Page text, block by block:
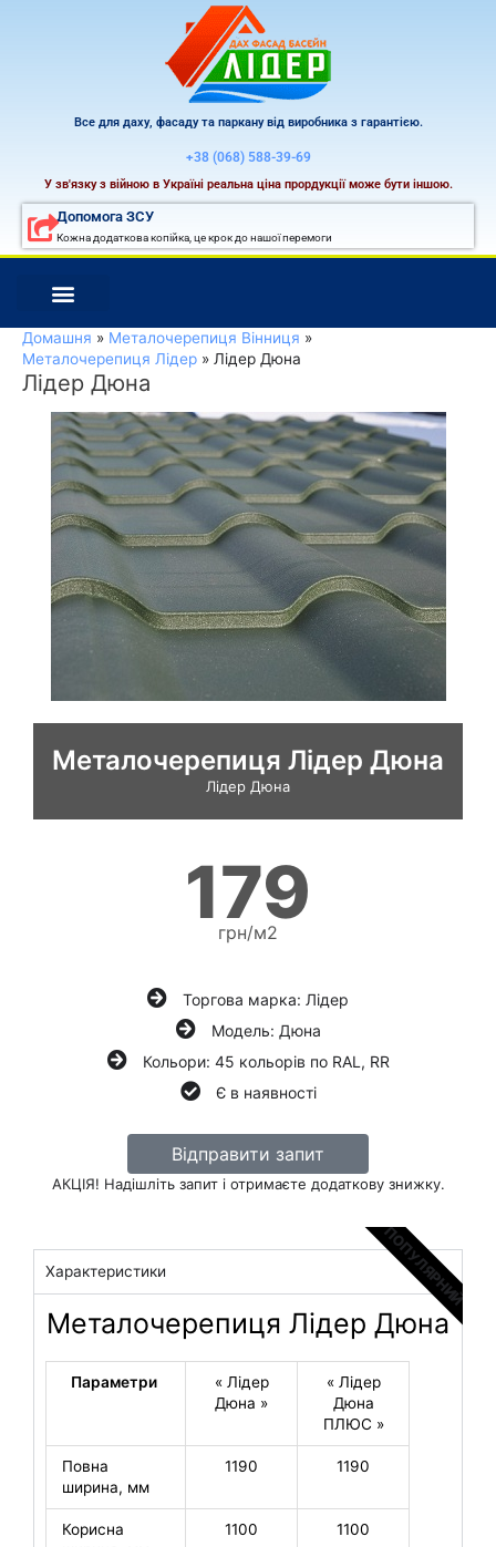
Все для даху, фасаду та паркану від виробника з гарантією.
+38 (068) 588-39-69
У зв'язку з війною в Україні реальна ціна прордукції може бути іншою.
Допомога ЗСУ
Кожна додаткова копійка, це крок до нашої перемоги
Домашня
Металочерепиця Вінниця
Металочерепиця Лідер
Лідер Дюна
Лідер Дюна
Металочерепиця Лідер Дюна
Лідер Дюна
179
грн/м2
Торгова марка: Лідер
Модель: Дюна
Кольори: 45 кольорів по RAL, RR
Є в наявності
Відправити запит
АКЦІЯ! Надішліть запит і отримаєте додаткову знижку.
ПОПУЛЯРНИЙ
Характеристики
Металочерепиця Лідер Дюна
Параметри
« Лідер
Дюна »
« Лідер
Дюна
ПЛЮС »
Повна
ширина, мм
1190 1190
Корисна
1100 1100